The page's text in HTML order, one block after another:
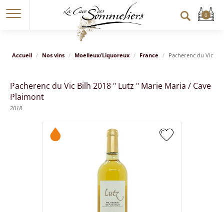
Accueil Nos vins Moelleux/Liquoreux France Pacherenc du Vic
Pacherenc du Vic Bilh 2018 " Lutz " Marie Maria / Cave
Plaimont
2018